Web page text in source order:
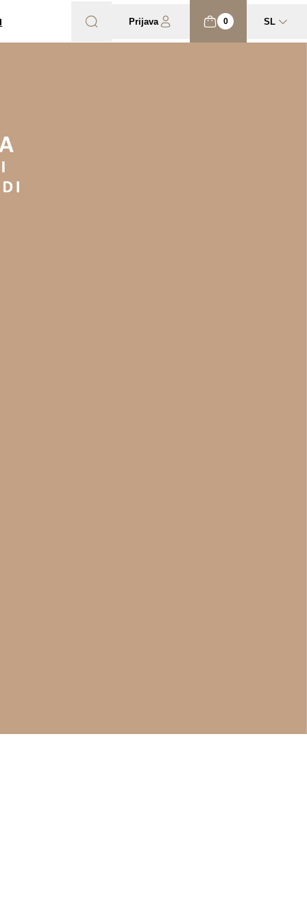
Prijava 0 SL